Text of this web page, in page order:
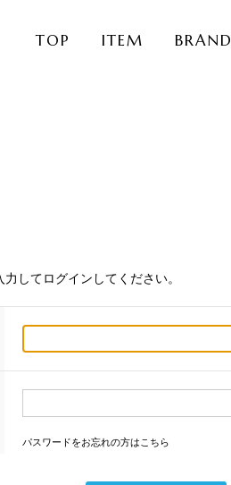
TOP ITEM BRAND
してログインしてください。
パスワードをお忘れの方はこちら